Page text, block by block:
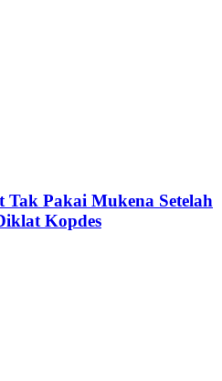
Tak Pakai Mukena Setelah
Kopdes